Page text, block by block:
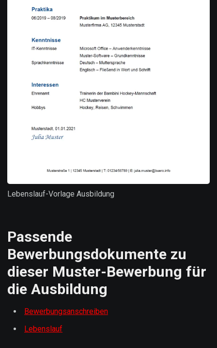
Lebenslauf-Vorlage Ausbildung
Passende
Bewerbungsdokumente zu
dieser Muster-Bewerbung für
die Ausbildung
Bewerbungsanschreiben
Lebenslauf